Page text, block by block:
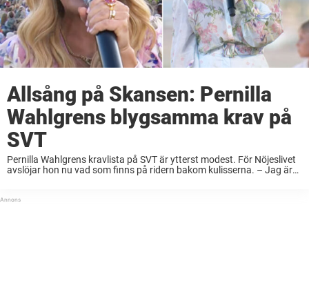
Allsång på Skansen: Pernilla
Wahlgrens blygsamma krav på
SVT
Pernilla Wahlgrens kravlista på SVT är ytterst modest. För Nöjeslivet
avslöjar hon nu vad som finns på ridern bakom kulisserna. – Jag är